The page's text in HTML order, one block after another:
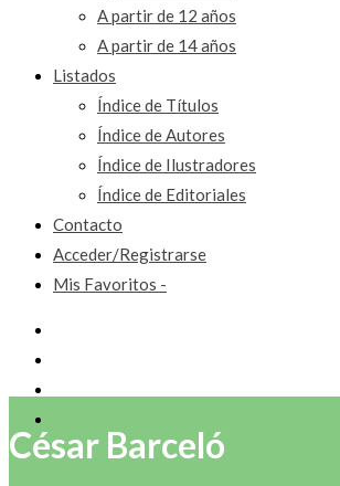
A partir de 12 años
A partir de 14 años
Listados
Índice de Títulos
Índice de Autores
Índice de Ilustradores
Índice de Editoriales
Contacto
Acceder/Registrarse
Mis Favoritos -
César Barceló